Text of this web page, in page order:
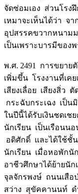
จัดซ่อมเอง ส่วนโรง
เหมาจะเห็นได้ว่า จ
อุปสรรคขวากหนาม
เป็นเพราะบารมีของ
พ.ศ. 2491 การขยาย
เพิ่มขึ้น โรงงานที่เค
เสียงเลื่อย เสียงสิ่ว
กระฉับกระเฉง เป็น
ในปีนี้ได้รับเงินชดเช
นักเรียน เป็นเรือนน
อดิศักดิ์ และได้ใช้ชั้น
นักเรียน เมื่อหอพักนัก
อาชีวศึกษาได้ย้ายนั
จุลจักรพงษ์ ถนนเสือ
สว่าง สุขัคคานนท์ ด